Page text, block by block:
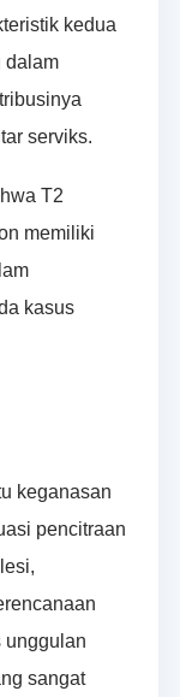
kedua
dalam
serviks.
T2
memiliki
kasus
keganasan
pencitraan
unggulan
sangat